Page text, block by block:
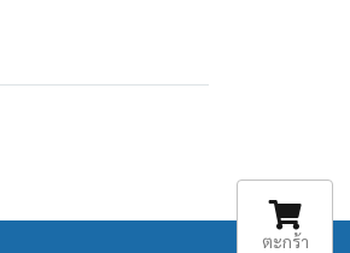
ตะกร้า